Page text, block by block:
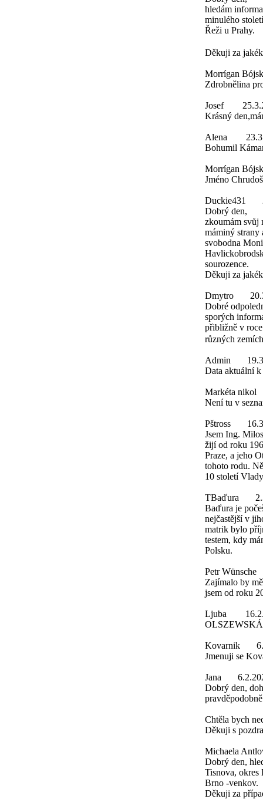
hledám
minulého
Řeži u Prahy.
Děkuji za
Morrígan
Zdrobnělina
Josef
Krásný
Alena
Bohumil
Morrígan
Jméno
Duckie431
Dobrý den,
zkoumám svůj
máminý strany
svobodna
sourozence.
Děkuji za
Dmytro
Dobré
sporých
přibližně v
různých
Admin
Data aktuální
Markéta nikol
Není tu v
Pštross
Jsem Ing.
žijí od roku
Praze, a jeho
tohoto rodu.
10 století
TBaďura
Baďura je
nejčastější v
matrik bylo
testem, kdy
Polsku.
Petr Wünsche
Zajímalo by
jsem od roku
Ljuba
Kovarnik
Jmenuji se
Jana
Dobrý den,
Chtěla bych
Děkuji s
Michaela
Dobrý den,
Tisnova, okres
Brno -venkov.
Děkuji za